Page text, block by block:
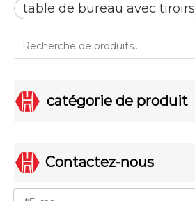
table de bureau avec tiroirs
catégorie de produit
Contactez-nous